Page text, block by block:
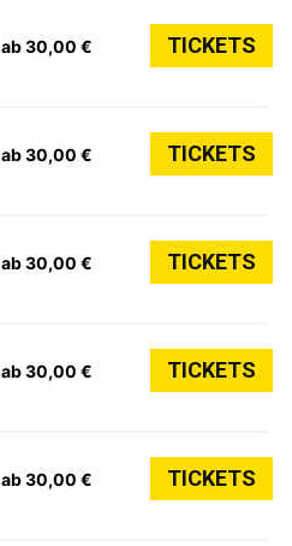
ab 30,00 € TICKETS
ab 30,00 € TICKETS
ab 30,00 € TICKETS
ab 30,00 € TICKETS
ab 30,00 € TICKETS